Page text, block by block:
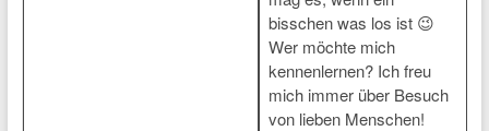
bisschen was los ist 😉
Wer möchte mich
kennenlernen? Ich freu
mich immer über Besuch
von lieben Menschen!